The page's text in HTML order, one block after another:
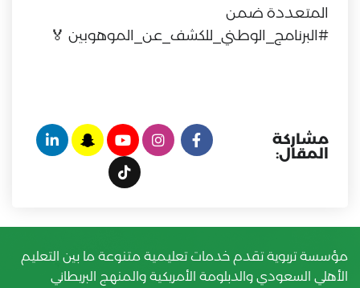
المتعددة ضمن
#البرنامج_الوطني_للكشف_عن_الموهوبين 🏅
مشاركة
المقال:
مؤسسة تربوية تقدم خدمات تعليمية متنوعة ما بين التعليم
الأهلي السعودي والدبلومة الأمريكية والمنهج البريطاني